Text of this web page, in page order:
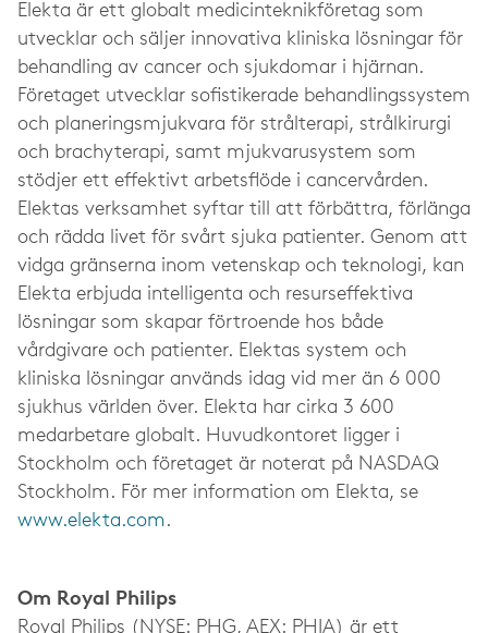
Elekta är ett globalt medicinteknikföretag som
utvecklar och säljer innovativa kliniska lösningar för
behandling av cancer och sjukdomar i hjärnan.
Företaget utvecklar sofistikerade behandlingssystem
och planeringsmjukvara för strålterapi, strålkirurgi
och brachyterapi, samt mjukvarusystem som
stödjer ett effektivt arbetsflöde i cancervården.
Elektas verksamhet syftar till att förbättra, förlänga
och rädda livet för svårt sjuka patienter. Genom att
vidga gränserna inom vetenskap och teknologi, kan
Elekta erbjuda intelligenta och resurseffektiva
lösningar som skapar förtroende hos både
vårdgivare och patienter. Elektas system och
kliniska lösningar används idag vid mer än 6 000
sjukhus världen över. Elekta har cirka 3 600
medarbetare globalt. Huvudkontoret ligger i
Stockholm och företaget är noterat på NASDAQ
Stockholm. För mer information om Elekta, se
www.elekta.com.
Om Royal Philips
Royal Philips (NYSE: PHG, AEX: PHIA) är ett